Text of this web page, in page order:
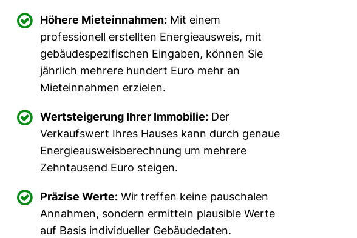
in Linz, wer erstellt Energieausweise in Linz, wer erstellt Energieausweis Linz, wer erstellt Energieausweise Linz, wer erstellt
Energieausweis in Linz, wer macht Energieausweise in Linz, wer macht Energieausweis Linz, wer macht Energieausweise Linz, wer
Energieausweis selbst rechnen, Energieausweis online rechner, Sanierungsrechner, Energie Blog, Energieausweis Blog
 Höhere Mieteinnahmen: Mit einem
professionell erstellten Energieausweis, mit
gebäudespezifischen Eingaben, können Sie
jährlich mehrere hundert Euro mehr an
Mieteinnahmen erzielen.
 Wertsteigerung Ihrer Immobilie: Der
Verkaufswert Ihres Hauses kann durch genaue
Energieausweisberechnung um mehrere
Zehntausend Euro steigen.
 Präzise Werte: Wir treffen keine pauschalen
Annahmen, sondern ermitteln plausible Werte
auf Basis individueller Gebäudedaten.